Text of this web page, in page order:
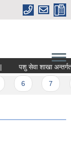
पशु सेवा शाखा अन्तर्गत